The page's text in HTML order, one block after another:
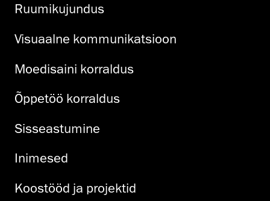
Ruumikujundus
Visuaalne kommunikatsioon
Moedisaini korraldus
Õppetöö korraldus
Sisseastumine
Inimesed
Koostööd ja projektid